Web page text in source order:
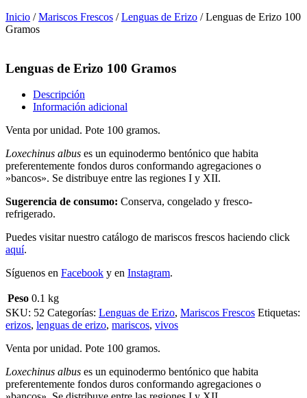
Inicio /Mariscos Frescos /Lenguas de Erizo / Lenguas de Erizo 100
Gramos
Lenguas de Erizo 100 Gramos
Descripción
Información adicional
Venta por unidad. Pote 100 gramos.
Loxechinus albus es un equinodermo bentónico que habita
preferentemente fondos duros conformando agregaciones o
»bancos». Se distribuye entre las regiones I y XII.
Sugerencia de consumo: Conserva, congelado y fresco-
refrigerado.
Puedes visitar nuestro catálogo de mariscos frescos haciendo click
aquí.
Síguenos en Facebook y en Instagram.
Peso 0.1 kg
SKU: 52 Categorías: Lenguas de Erizo, Mariscos Frescos Etiquetas:
erizos, lenguas de erizo, mariscos, vivos
Venta por unidad. Pote 100 gramos.
Loxechinus albus es un equinodermo bentónico que habita
preferentemente fondos duros conformando agregaciones o